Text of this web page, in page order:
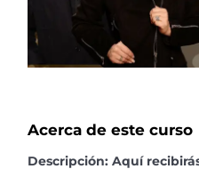
Acerca de este curso
Descripción: Aquí